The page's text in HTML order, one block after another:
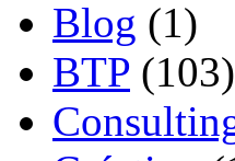
Blog (1)
BTP (103)